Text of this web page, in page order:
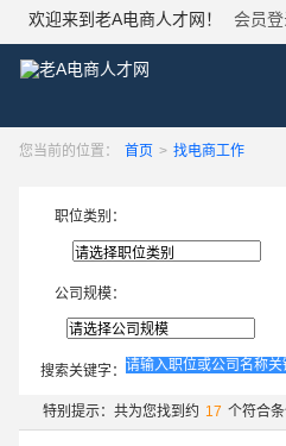
欢迎来到老A电商人才网！ 会员
您当前的位置： 首页 > 找电商工作
职位类别：
公司规模：
搜索关键字：
特别提示：共为您找到约 17 个符合